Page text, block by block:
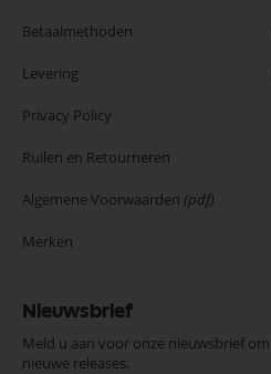
Betaalmethoden
Levering
Privacy Policy
Ruilen en Retourneren
Algemene Voorwaarden (pdf)
Merken
Nieuwsbrief
Meld u aan voor onze nieuwsbrief
nieuwe releases.